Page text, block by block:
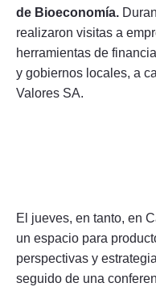
de Bioeconomía.
realizaron visitas a
herramientas de
y gobiernos locales, a
Valores SA.
El jueves, en tanto, en
un espacio para
perspectivas y
seguido de una